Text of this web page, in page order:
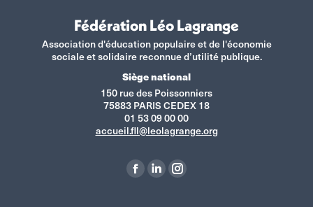
Fédération Léo Lagrange
Association d'éducation populaire et de l'économie
sociale et solidaire reconnue d’utilité publique.
Siège national
150 rue des Poissonniers
75883 PARIS CEDEX 18
01 53 09 00 00
accueil.fll@leolagrange.org
La
La
La